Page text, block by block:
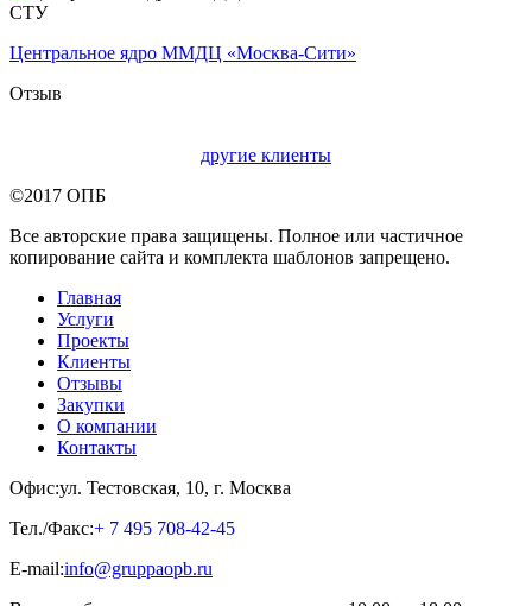
СТУ
Центральное ядро ММДЦ «Москва-Сити»
Отзыв
другие клиенты
©2017 ОПБ
Все авторские права защищены. Полное или частичное
копирование сайта и комплекта шаблонов запрещено.
Главная
Услуги
Проекты
Клиенты
Отзывы
Закупки
О компании
Контакты
Офис:ул. Тестовская, 10, г. Москва
Тел./Факс:+ 7 495 708-42-45
E-mail:info@gruppaopb.ru